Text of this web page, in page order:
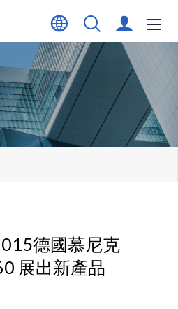
德國慕尼克
展出新產品